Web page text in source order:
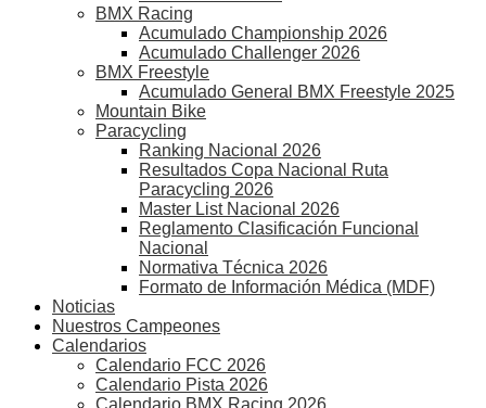
BMX Racing
Acumulado Championship 2026
Acumulado Challenger 2026
BMX Freestyle
Acumulado General BMX Freestyle 2025
Mountain Bike
Paracycling
Ranking Nacional 2026
Resultados Copa Nacional Ruta
Paracycling 2026
Master List Nacional 2026
Reglamento Clasificación Funcional
Nacional
Normativa Técnica 2026
Formato de Información Médica (MDF)
Noticias
Nuestros Campeones
Calendarios
Calendario FCC 2026
Calendario Pista 2026
Calendario BMX Racing 2026